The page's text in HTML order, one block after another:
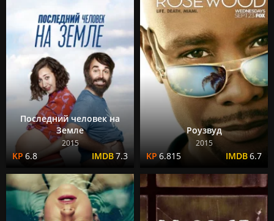
Последний человек на
Земле
2015
6.8 7.3
Роузвуд
2015
6.815 6.7